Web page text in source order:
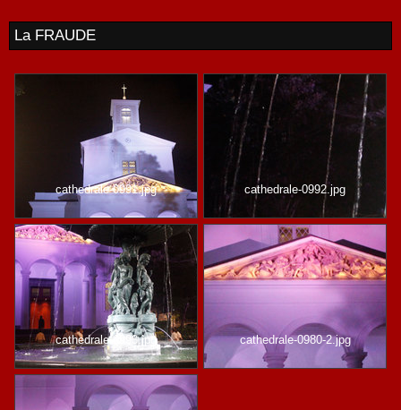
La FRAUDE
cathedrale-0991.jpg cathedrale-0992.jpg
cathedrale-0993.jpg cathedrale-0980-2.jpg